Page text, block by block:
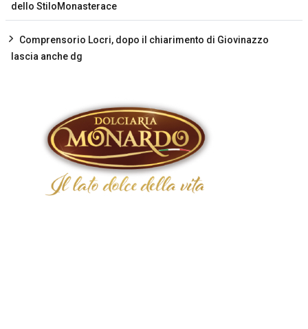
dello StiloMonasterace
Comprensorio Locri, dopo il chiarimento di Giovinazzo
lascia anche dg